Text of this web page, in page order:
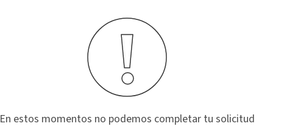
En estos momentos no podemos completar tu solicitud